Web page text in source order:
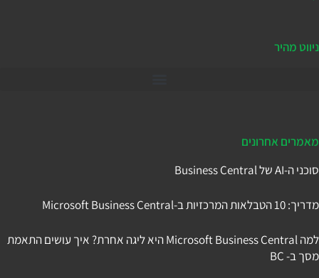
ניווט מהיר
מאמרים אחרונים
סוכני ה-AI של Business Central
מדריך: 10 הטבלאות המרכזיות ב-Microsoft Business Central
למה Microsoft Business Central היא ליגה אחרת? איך עושים התאמת
מסך ב- BC